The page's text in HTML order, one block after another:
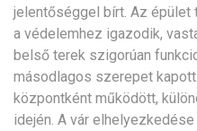
jelentőséggel bírt. Az épület
a védelemhez igazodik,
belső terek szigorúan
másodlagos szerepet
központként működött,
idején. A vár